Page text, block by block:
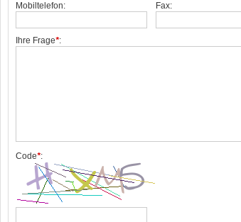
Mobiltelefon: Fax:
Ihre Frage*:
Code*: